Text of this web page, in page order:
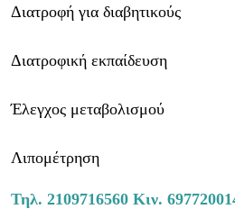
Διατροφή για διαβητικούς
Διατροφική εκπαίδευση
Έλεγχος μεταβολισμού
Λιπομέτρηση
Τηλ. 2109716560 Κιν.